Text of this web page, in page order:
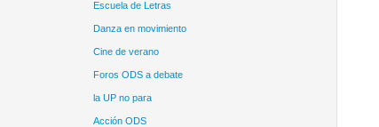
Escuela de Letras
Danza en movimiento
Cine de verano
Foros ODS a debate
la UP no para
Acción ODS